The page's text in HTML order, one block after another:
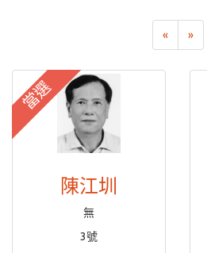
« »
當選
陳江圳
無
3號